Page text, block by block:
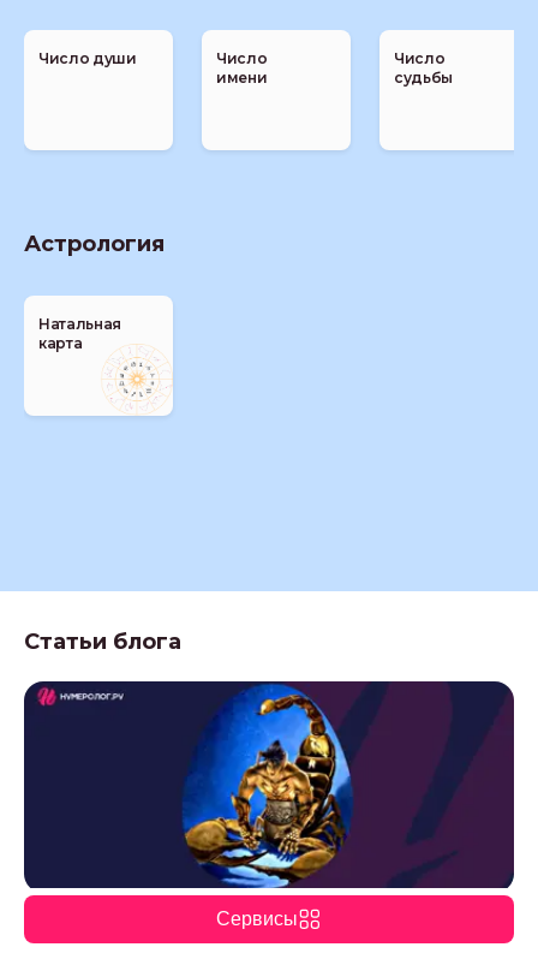
Сервисы
Число души
Число
имени
Число
судьбы
Астрология
Натальная
карта
Статьи блога
Мужчина-Скорпион: характеристика в любви, браке,
дружбе и работе